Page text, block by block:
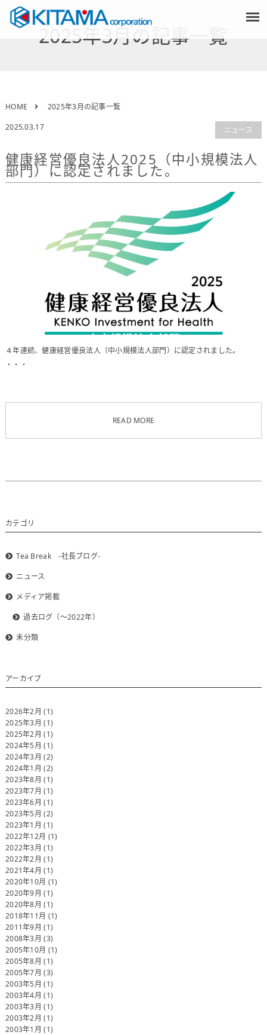
2025年3月の記事一覧
HOME
2025年3月の記事一覧
2025.03.17
ニュース
健康経営優良法人2025（中小規模法人
部門）に認定されました。
４年連続、健康経営優良法人（中小規模法人部門）に認定されました。
・・・
READ MORE
カテゴリ
Tea Break -社長ブログ-
ニュース
メディア掲載
過去ログ（～2022年）
未分類
アーカイブ
2026年2月(1)
2025年3月(1)
2025年2月(1)
2024年5月(1)
2024年3月(2)
2024年1月(2)
2023年8月(1)
2023年7月(1)
2023年6月(1)
2023年5月(2)
2023年1月(1)
2022年12月 (1)
2022年3月(1)
2022年2月(1)
2021年4月(1)
2020年10月 (1)
2020年9月(1)
2020年8月(1)
2018年11月 (1)
2011年9月(1)
2008年3月(3)
2005年10月 (1)
2005年8月(1)
2005年7月(3)
2003年5月(1)
2003年4月(1)
2003年3月(1)
2003年2月(1)
2003年1月(1)